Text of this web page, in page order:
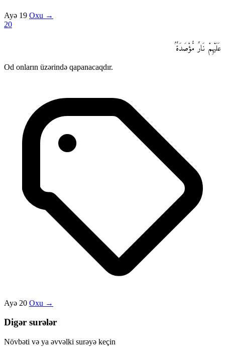
Ayə 19 Oxu →
20
عَلَيْهِمْ نَارٌ مُّؤْصَدَةٌۢ
Od onların üzərində qapanacaqdır.
Ayə 20 Oxu →
Digər surələr
Növbəti və ya əvvəlki surəyə keçin